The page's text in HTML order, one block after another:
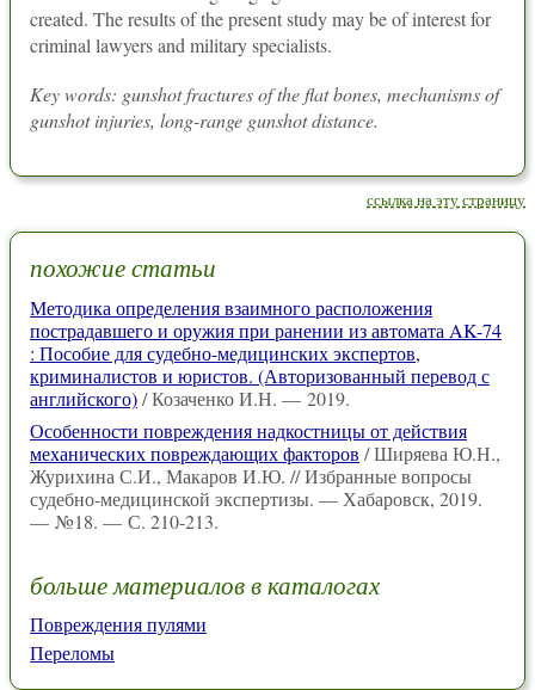
created. The results of the present study may be of interest for
criminal lawyers and military specialists.
Key words: gunshot fractures of the flat bones, mechanisms of
gunshot injuries, long-range gunshot distance.
ссылка на эту страницу
похожие статьи
Методика определения взаимного расположения
пострадавшего и оружия при ранении из автомата AK-74
: Пособие для судебно-медицинских экспертов,
криминалистов и юристов. (Авторизованный перевод с
английского)/ Козаченко И.Н. — 2019.
Особенности повреждения надкостницы от действия
механических повреждающих факторов / Ширяева Ю.Н.,
Журихина С.И., Макаров И.Ю. // Избранные вопросы
судебно-медицинской экспертизы. — Хабаровск, 2019.
— №18. — С. 210-213.
больше материалов в каталогах
Повреждения пулями
Переломы